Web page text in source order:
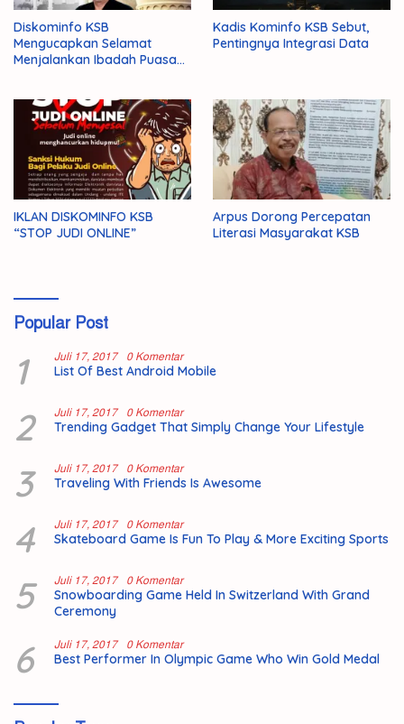
Diskominfo KSB
Mengucapkan Selamat
Menjalankan Ibadah Puasa
Kadis Kominfo KSB Sebut,
Pentingnya Integrasi Data
IKLAN DISKOMINFO KSB
“STOP JUDI ONLINE”
Arpus Dorong Percepatan
Literasi Masyarakat KSB
Popular Post
1 Juli 17, 2017 0 Komentar
List Of Best Android Mobile
2 Juli 17, 2017 0 Komentar
Trending Gadget That Simply Change Your Lifestyle
3 Juli 17, 2017 0 Komentar
Traveling With Friends Is Awesome
4 Juli 17, 2017 0 Komentar
Skateboard Game Is Fun To Play & More Exciting Sports
5 Juli 17, 2017 0 Komentar
Snowboarding Game Held In Switzerland With Grand
Ceremony
6 Juli 17, 2017 0 Komentar
Best Performer In Olympic Game Who Win Gold Medal